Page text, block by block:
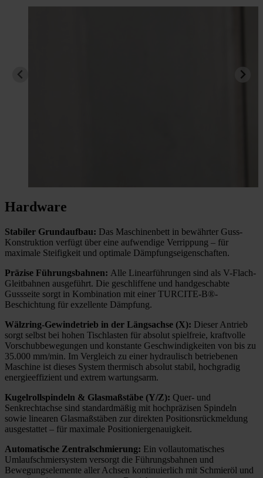
Hardware
Stabiler Grundaufbau: Das Maschinenbett in bewährter Guss-
Konstruktion verfügt über eine aufwendige Verrippung – für
maximale Steifigkeit und optimale Dämpfungseigenschaften.
Präzise Führungsbahnen: Alle Linearführungen sind als V-Flach-
Gleitbahnen ausgeführt. Die geschliffene und handgeschabte
Gussseite sorgt in Kombination mit einer TURCITE-B®-
Beschichtung für exzellente Dämpfung.
Wälzring-Gewindetrieb in der Längsachse (X): Dieser Antrieb
sorgt selbst bei hohen Tischlasten für absolut spielfreie, kraftvolle
Vorschubbewegungen und konstante Geschwindigkeiten von bis zu
35.000 mm/min. Im Vergleich zu einer hydraulisch betriebenen
Maschine ist dieses System thermisch absolut stabil, hochgradig
energieeffizient und extrem wartungsarm.
Kugelrollspindeln & Glasmaßstäbe (Y/Z): Quer- und
Senkrechtachse sind standardmäßig mit hochpräzisen Spindeln
sowie linearen Glasmaßstäben zur direkten Positionsrückmeldung
ausgestattet – für maximale Positioniergenauigkeit.
Automatische Zentralschmierung: Ein vollautomatisches
Umlaufschmiersystem versorgt die Führungsbahnen und
Bewegungselemente aller Achsen kontinuierlich mit Schmieröl und